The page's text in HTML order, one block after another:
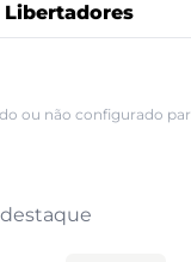
ou não configurado